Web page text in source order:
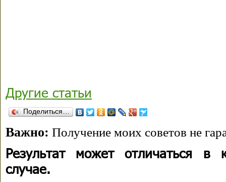
Другие статьи
Поделиться…
Важно: Получение моих советов не
Результат может отличаться в
случае.